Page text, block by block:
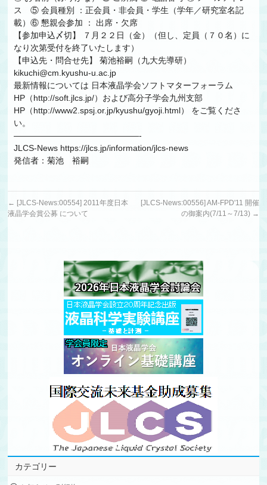
ス ⑤ 会員種別 ：正会員・非会員・学生（学年／研究室名記
載）⑥ 懇親会参加 ： 出席・欠席
【参加申込〆切】 ７月２２日（金）（但し、定員（７０名）に
なり次第受付を終了いたします）
【申込先・問合せ先】 菊池裕嗣（九大先導研）
kikuchi@cm.kyushu-u.ac.jp
最新情報については 日本液晶学会ソフトマターフォーラム
HP（http://soft.jlcs.jp/）および高分子学会九州支部
HP（http://www2.spsj.or.jp/kyushu/gyoji.html） をご覧くださ
い。
———————————————-
JLCS-News https://jlcs.jp/information/jlcs-news
発信者：菊池 裕嗣
← [JLCS-News:00554] 2011年度日本
液晶学会賞公募 について
[JLCS-News:00556] AM-FPD'11 開催
の御案内(7/11～7/13) →
カテゴリー